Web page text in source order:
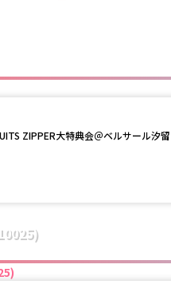
ZIPPER大特典会＠ベルサール汐